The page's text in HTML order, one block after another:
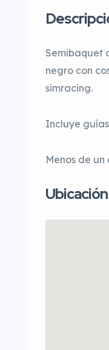
Semibaquet
negro con
simracing.
Incluye
Menos de un
Ubicación